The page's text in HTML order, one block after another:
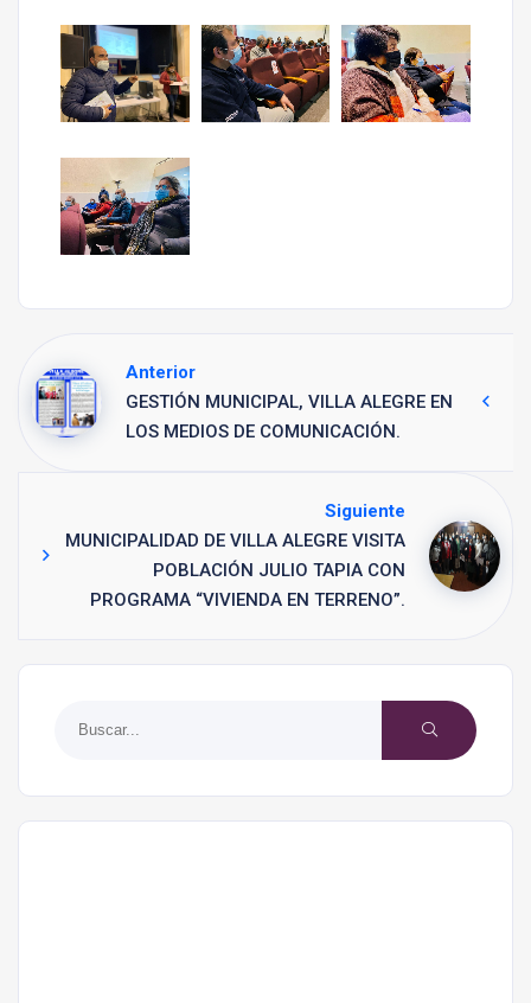
Anterior
GESTIÓN MUNICIPAL, VILLA ALEGRE EN
LOS MEDIOS DE COMUNICACIÓN.
Siguiente
MUNICIPALIDAD DE VILLA ALEGRE VISITA
POBLACIÓN JULIO TAPIA CON
PROGRAMA “VIVIENDA EN TERRENO”.